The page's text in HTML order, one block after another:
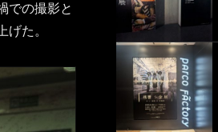
での撮影と
た。